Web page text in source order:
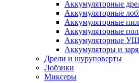
Аккумуляторные
Аккумуляторные
Аккумуляторные
Аккумуляторные
Аккумуляторные
Аккумуляторы и
Дрели и шуруповерты
Лобзики
Миксеры